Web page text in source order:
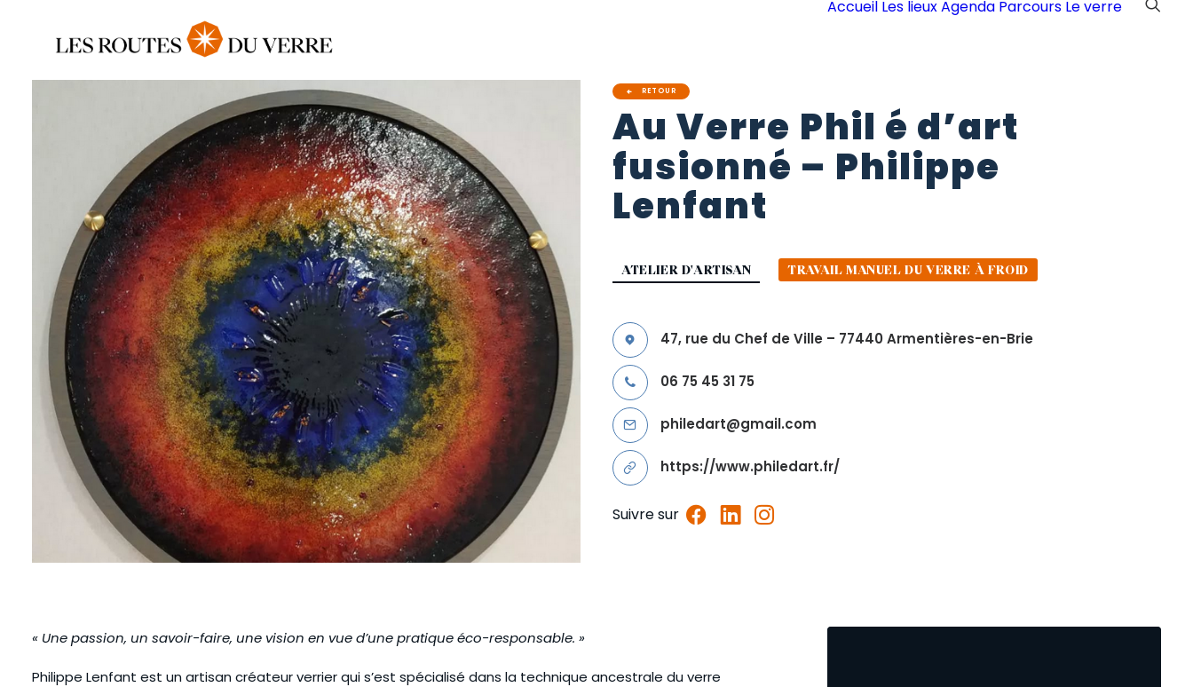
Accueil Les lieuxAgenda Parcours Le verre
RETOUR
Au Verre Phil é d’art
fusionné – Philippe
Lenfant
ATELIER D'ARTISAN TRAVAIL MANUEL DU VERRE À FROID
47, rue du Chef de Ville – 77440 Armentières-en-Brie
06 75 45 31 75
philedart@gmail.com
https://www.philedart.fr/
Suivre sur
« Une passion, un savoir-faire, une vision en vue d’une pratique éco-responsable. »
Philippe Lenfant est un artisan créateur verrier qui s’est spécialisé dans la technique ancestrale du verre